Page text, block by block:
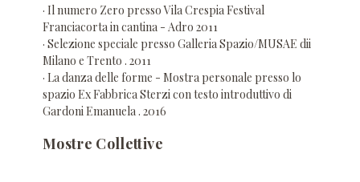
· Il numero Zero presso Vila Crespia Festival
Franciacorta in cantina - Adro 2011
· Selezione speciale presso Galleria Spazio/MUSAE dii
Milano e Trento . 2011
· La danza delle forme - Mostra personale presso lo
spazio Ex Fabbrica Sterzi con testo introduttivo di
Gardoni Emanuela . 2016
Mostre Collettive